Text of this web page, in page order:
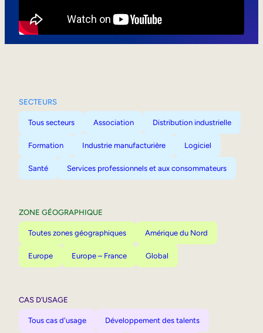
SECTEURS
Tous secteurs Association Distribution industrielle
Formation Industrie manufacturière Logiciel
Santé Services professionnels et aux consommateurs
ZONE GÉOGRAPHIQUE
Toutes zones géographiques Amérique du Nord
Europe Europe – France Global
CAS D’USAGE
Tous cas d'usage Développement des talents